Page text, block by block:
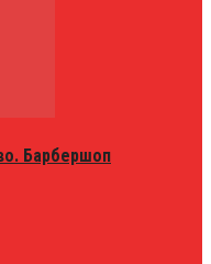
Барбершоп